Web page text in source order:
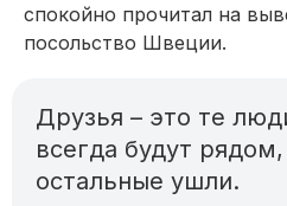
спокойно прочитал на
посольство Швеции.
Друзья – это те
всегда будут
остальные ушли.